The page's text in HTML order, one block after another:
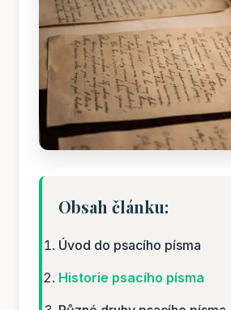
Obsah článku:
Úvod do psacího písma
Historie psacího písma